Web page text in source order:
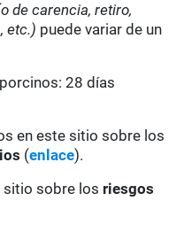
de carencia, retiro,
etc.) puede variar de un
28 días
en este sitio sobre los
(enlace).
sitio sobre los riesgos